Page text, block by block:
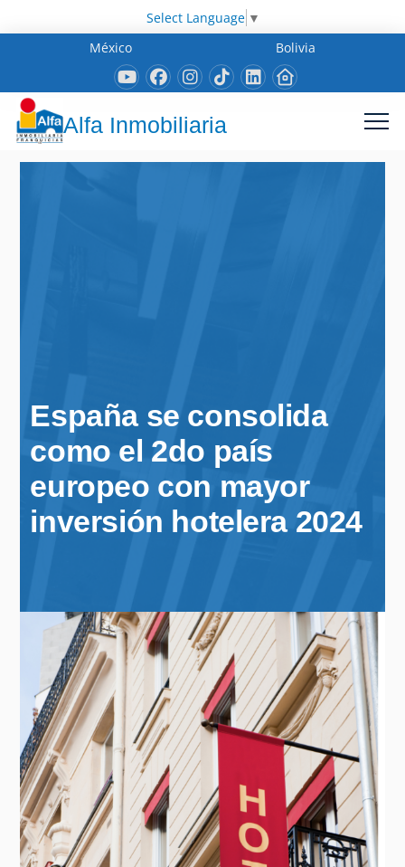
Select Language ▼
México
Bolivia
Alfa Inmobiliaria
España se consolida
como el 2do país
europeo con mayor
inversión hotelera 2024